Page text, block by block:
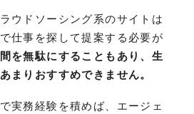
ウドソーシング系のサイトは
仕事を探して提案する必要が
を無駄にすることもあり、生
まりおすすめできません。
実務経験を積めば、エージェ